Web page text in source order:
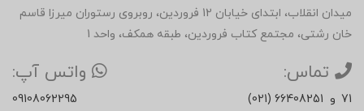
میدان انقلاب، ابتدای خیابان 12 فروردین، روبروی رستوران میرزا قاسم
خان رشتی، مجتمع کتاب فروردین، طبقه همکف، واحد 1
تماس:
(021) 66408251 و 71
واتس آپ:
09108062295